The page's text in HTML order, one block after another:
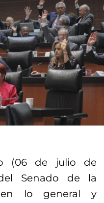
(06 de julio de
Senado de la
en lo general y